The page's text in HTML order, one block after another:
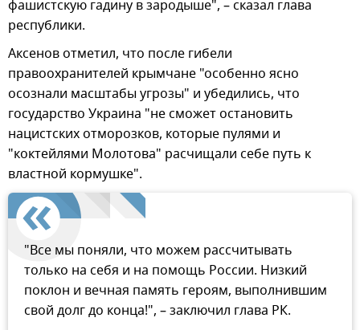
фашистскую гадину в зародыше", – сказал глава
республики.
Аксенов отметил, что после гибели
правоохранителей крымчане "особенно ясно
осознали масштабы угрозы" и убедились, что
государство Украина "не сможет остановить
нацистских отморозков, которые пулями и
"коктейлями Молотова" расчищали себе путь к
властной кормушке".
"Все мы поняли, что можем рассчитывать
только на себя и на помощь России. Низкий
поклон и вечная память героям, выполнившим
свой долг до конца!", – заключил глава РК.